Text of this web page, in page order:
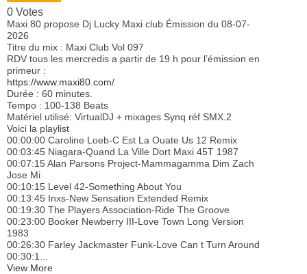
0 Votes
Maxi 80 propose Dj Lucky Maxi club Émission du 08-07-
2026
Titre du mix : Maxi Club Vol 097
RDV tous les mercredis a partir de 19 h pour l’émission en
primeur :
https://www.maxi80.com/
Durée : 60 minutes.
Tempo : 100-138 Beats
Matériel utilisé: VirtualDJ + mixages Synq réf SMX.2
Voici la playlist
00:00:00 Caroline Loeb-C Est La Ouate Us 12 Remix
00:03:45 Niagara-Quand La Ville Dort Maxi 45T 1987
00:07:15 Alan Parsons Project-Mammagamma Dim Zach
Jose Mi
00:10:15 Level 42-Something About You
00:13:45 Inxs-New Sensation Extended Remix
00:19:30 The Players Association-Ride The Groove
00:23:00 Booker Newberry III-Love Town Long Version
1983
00:26:30 Farley Jackmaster Funk-Love Can t Turn Around
00:30:1...
View More